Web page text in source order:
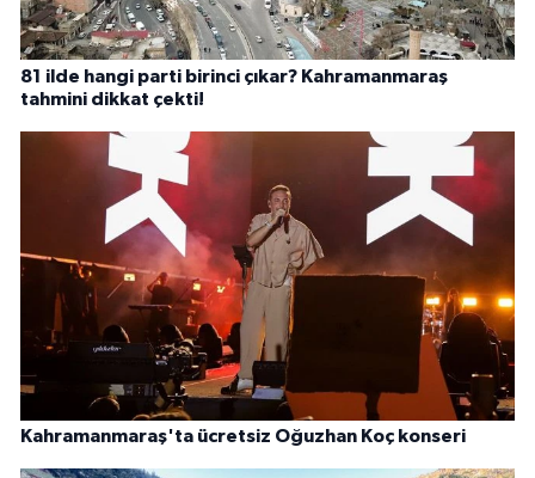
81 ilde hangi parti birinci çıkar? Kahramanmaraş
tahmini dikkat çekti!
Kahramanmaraş'ta ücretsiz Oğuzhan Koç konseri